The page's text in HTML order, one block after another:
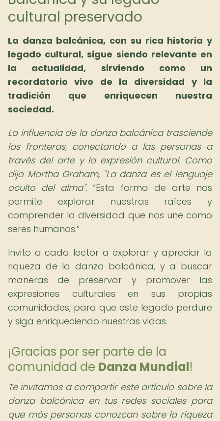
cultural preservado
La danza balcánica, con su rica historia y
legado cultural, sigue siendo relevante en
la actualidad, sirviendo como un
recordatorio vivo de la diversidad y la
tradición que enriquecen nuestra
sociedad.
La influencia de la danza balcánica trasciende
las fronteras, conectando a las personas a
través del arte y la expresión cultural. Como
dijo Martha Graham, "La danza es el lenguaje
oculto del alma".
Esta forma de arte nos
permite explorar nuestras raíces y
comprender la diversidad que nos une como
seres humanos.
Invito a cada lector a explorar y apreciar la
riqueza de la danza balcánica, y a buscar
maneras de preservar y promover las
expresiones culturales en sus propias
comunidades, para que este legado perdure
y siga enriqueciendo nuestras vidas.
¡Gracias por ser parte de la
comunidad de Danza Mundial!
Te invitamos a compartir este artículo sobre la
danza balcánica en tus redes sociales para
que más personas conozcan sobre la riqueza